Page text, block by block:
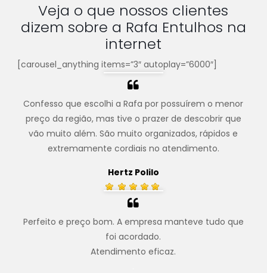
Veja o que nossos clientes
dizem sobre a Rafa Entulhos na
internet
[carousel_anything items=”3″ autoplay=”6000″]
Confesso que escolhi a Rafa por possuírem o menor
preço da região, mas tive o prazer de descobrir que
vão muito além. São muito organizados, rápidos e
extremamente cordiais no atendimento.
Hertz Polilo
Perfeito e preço bom. A empresa manteve tudo que
foi acordado.
Atendimento eficaz.